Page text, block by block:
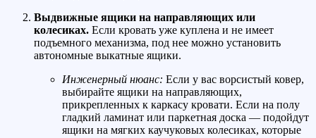
Выдвижные ящики на направляющих или
колесиках. Если кровать уже куплена и не имеет
подъемного механизма, под нее можно установить
автономные выкатные ящики.
Инженерный нюанс: Если у вас ворсистый ковер,
выбирайте ящики на направляющих,
прикрепленных к каркасу кровати. Если на полу
гладкий ламинат или паркетная доска — подойдут
ящики на мягких каучуковых колесиках, которые